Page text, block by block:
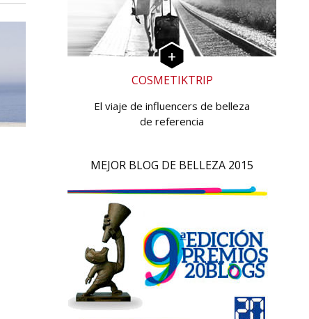
COSMETIKTRIP
El viaje de influencers de belleza
de referencia
MEJOR BLOG DE BELLEZA 2015